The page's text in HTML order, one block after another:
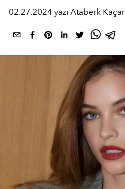
02.27.2024 yazı Ataberk Kaçar